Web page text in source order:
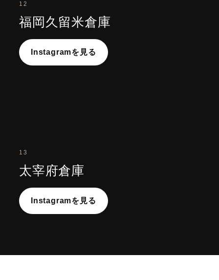
12
福岡久留米倉庫
Instagramを見る
13
太宰府倉庫
Instagramを見る